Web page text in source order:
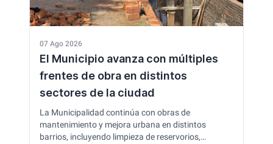
07 Ago 2026
El Municipio avanza con múltiples
frentes de obra en distintos
sectores de la ciudad
La Municipalidad continúa con obras de
mantenimiento y mejora urbana en distintos
barrios, incluyendo limpieza de reservorios,